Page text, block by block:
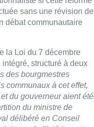
et celui de
Capitale en zones
arrondissements
et de l’Intérieur
de police. Ils ne
de zones.
manière unilatérale